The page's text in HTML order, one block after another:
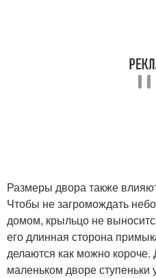
Размеры двора также
Чтобы не загромождать
домом, крыльцо не
его длинная сторона
делаются как можно
маленьком дворе ступеньки